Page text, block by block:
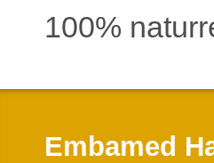
100%
Embamed